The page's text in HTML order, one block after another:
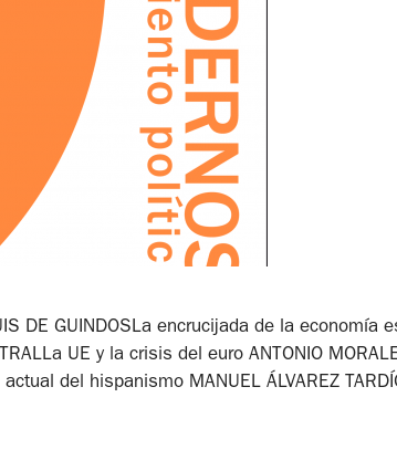
DE GUINDOSLa encrucijada de la economía
UE y la crisis del euro ANTONIO
del hispanismo MANUEL ÁLVAREZ